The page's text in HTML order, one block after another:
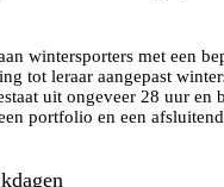
wintersporters met een
tot leraar aangepast
uit ongeveer 28 uur en
portfolio en een afsluitend